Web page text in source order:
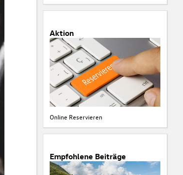
Aktion
Online Reservieren
Empfohlene Beiträge